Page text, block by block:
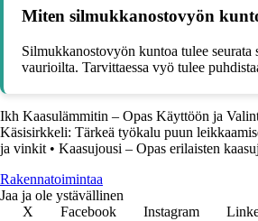
Miten silmukkanostovyön
Silmukkanostovyön kuntoa tulee
vaurioilta. Tarvittaessa vyö tulee
Ikh Kaasulämmitin – Opas Käyttöön ja
Käsisirkkeli: Tärkeä työkalu puun
ja vinkit • Kaasujousi – Opas erilaisten
Rakennatoimintaa
Jaa ja ole ystävällinen
X
Facebook Instagram